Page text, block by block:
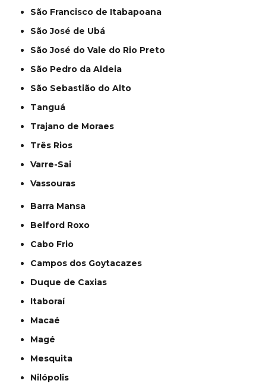
São Francisco de Itabapoana
São José de Ubá
São José do Vale do Rio Preto
São Pedro da Aldeia
São Sebastião do Alto
Tanguá
Trajano de Moraes
Três Rios
Varre-Sai
Vassouras
Barra Mansa
Belford Roxo
Cabo Frio
Campos dos Goytacazes
Duque de Caxias
Itaboraí
Macaé
Magé
Mesquita
Nilópolis